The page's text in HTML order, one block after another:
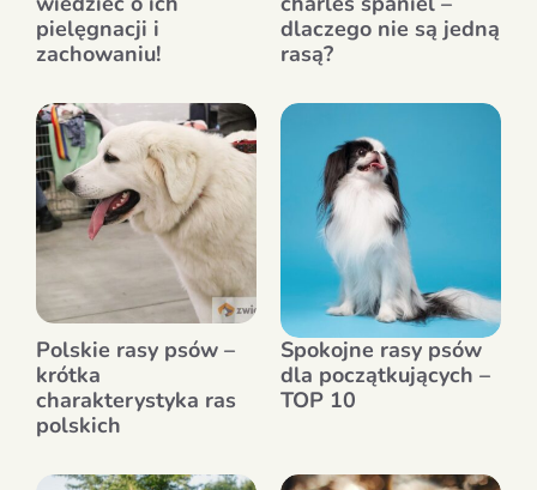
pielęgnacji i
zachowaniu!
dlaczego nie są jedną
rasą?
Polskie rasy psów –
krótka
charakterystyka ras
polskich
Spokojne rasy psów
dla początkujących –
TOP 10